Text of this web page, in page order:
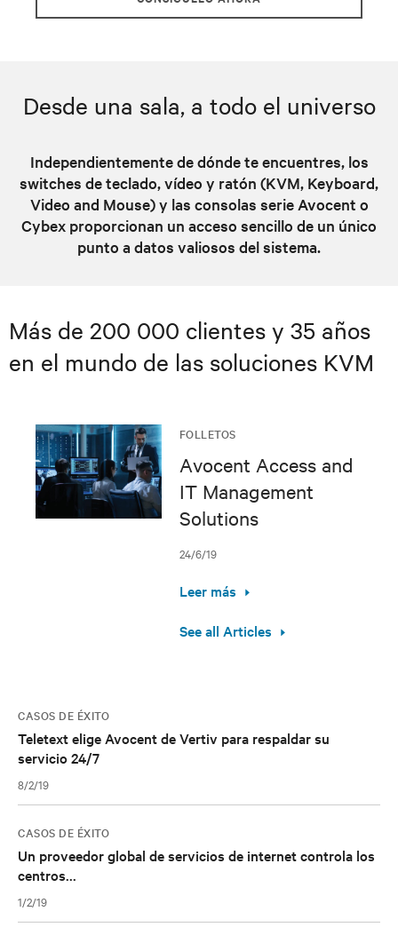
Desde una sala, a todo el universo
Independientemente de dónde te encuentres, los
switches de teclado, vídeo y ratón (KVM, Keyboard,
Video and Mouse) y las consolas serie Avocent o
Cybex proporcionan un acceso sencillo de un único
punto a datos valiosos del sistema.
Más de 200 000 clientes y 35 años
en el mundo de las soluciones KVM
FOLLETOS
Avocent Access and
IT Management
Solutions
24/6/19
Leer más
See all Articles
CASOS DE ÉXITO
Teletext elige Avocent de Vertiv para respaldar su
servicio 24/7
8/2/19
CASOS DE ÉXITO
Un proveedor global de servicios de internet controla los
centros...
1/2/19